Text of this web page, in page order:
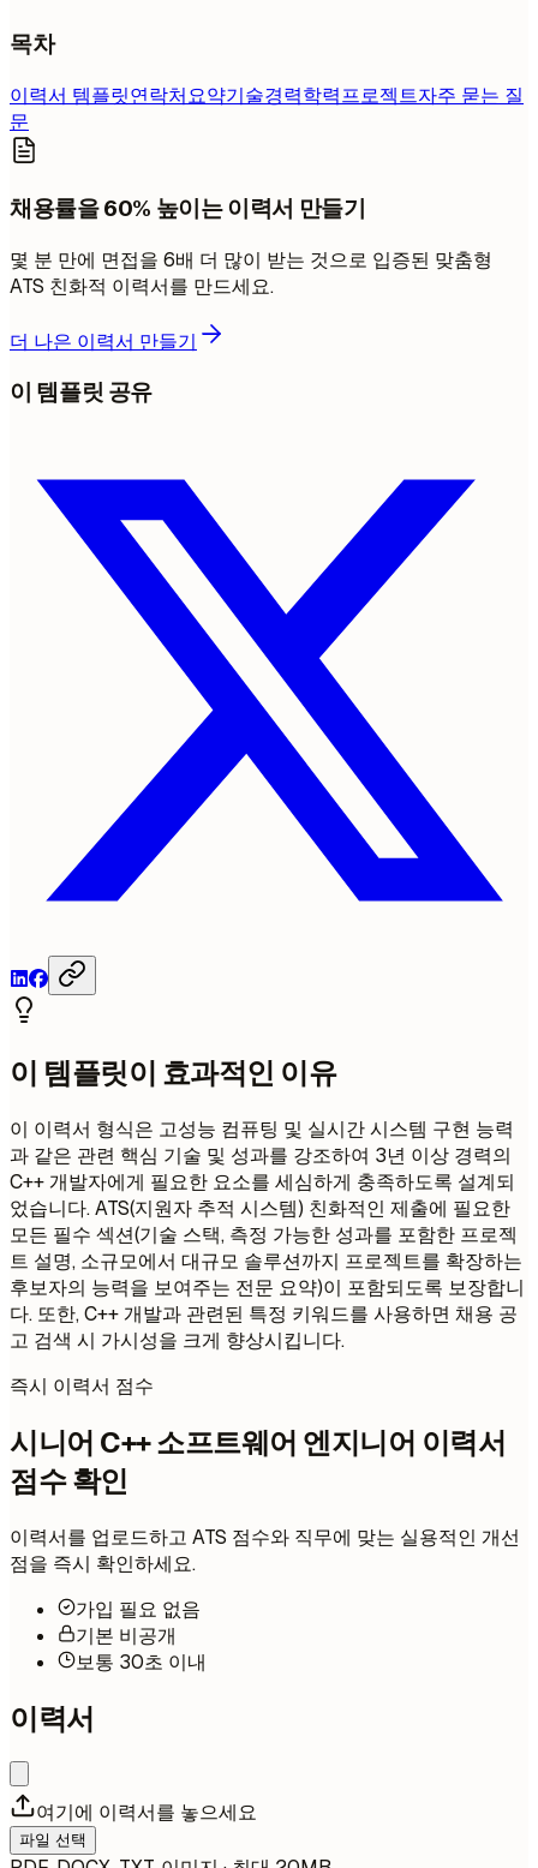
목차
이력서 템플릿연락처요약기술경력학력프로젝트자주 묻는 질
문
채용률을 60% 높이는 이력서 만들기
몇 분 만에 면접을 6배 더 많이 받는 것으로 입증된 맞춤형
ATS 친화적 이력서를 만드세요.
더 나은 이력서 만들기
이 템플릿 공유
이 템플릿이 효과적인 이유
이 이력서 형식은 고성능 컴퓨팅 및 실시간 시스템 구현 능력
과 같은 관련 핵심 기술 및 성과를 강조하여 3년 이상 경력의
C++ 개발자에게 필요한 요소를 세심하게 충족하도록 설계되
었습니다. ATS(지원자 추적 시스템) 친화적인 제출에 필요한
모든 필수 섹션(기술 스택, 측정 가능한 성과를 포함한 프로젝
트 설명, 소규모에서 대규모 솔루션까지 프로젝트를 확장하는
후보자의 능력을 보여주는 전문 요약)이 포함되도록 보장합니
다. 또한, C++ 개발과 관련된 특정 키워드를 사용하면 채용 공
고 검색 시 가시성을 크게 향상시킵니다.
즉시 이력서 점수
시니어 C++ 소프트웨어 엔지니어 이력서
점수 확인
이력서를 업로드하고 ATS 점수와 직무에 맞는 실용적인 개선
점을 즉시 확인하세요.
가입 필요 없음
기본 비공개
보통 30초 이내
이력서
여기에 이력서를 놓으세요
파일 선택